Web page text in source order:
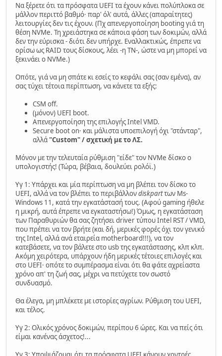
Να ξέρετε ότι τα πρόσφατα UEFI τα έχουν κάνει πολύπλοκα σε
μάλλον περιττό βαθμό· παρ' όλ' αυτά, άλλες (απαραίτητες)
λειτουργίες δεν τις έχουν. (Πχ απενεργοποίηση booting γιά τη
θέση NVMe. Τη χρειάστηκα σε κάποια φάση των δοκιμών, αλλά
δεν την εύρισκα - διότι δεν υπήρχε. Εναλλακτικώς, έπρεπε να
ορίσω ως RAID τους δίσκους, λέει -η ΤΝ-, ώστε να μη μπορεί να
ξεκινάει ο NVMe.)
Οπότε, γιά να μη σπάτε κι εσείς το κεφάλι σας (σαν εμένα), αν
σας τύχει τέτοια περίπτωση, να κάνετε τα εξής:
CSM off.
(μόνον) UEFI boot.
Απενεργοποίηση της επιλογής Intel VMD.
Secure boot on· και μάλιστα υποεπιλογή όχι "στάνταρ",
αλλά "Custom" / σχετική με το ΛΣ.
Μόνον με την τελευταία ρύθμιση "είδε" τον NVMe δίσκο ο
υπολογιστής! (Τώρα, βέβαια, δουλεύει ρολόϊ.)
Υγ 1: Υπάρχει και μία περίπτωση να μη βλέπει τον δίσκο το
UEFI, αλλά να τον βλέπει το περιβάλλονdiskpartτων Ms-
Windows 11, κατά την εγκατάστασή τους. (Αφού gaming ήθελε
η μικρή, αυτά έπρεπε να εγκαταστήσω!) Όμως, η εγκατάσταση
των Παραθυριών θα σας ζητήσει driver τύπου Intel RST / VMD,
που πρέπει να τον βρήτε (και δή, μερικές φορές όχι τον γενικό
της Intel, αλλά ανά εταιρεία motherboard!!!), να τον
κατεβάσετε, να τον βάλετε στο usb της εγκατάστασης, κλπ κλπ.
Ακόμη χειρότερα, υπάρχουν ήδη μερικές τέτοιες επιλογές και
στο UEFI· οπότε το συμπέρασμα είναι ότι θα φάτε αχρείαστα
χρόνο απ' τη ζωή σας, μέχρι να πετύχετε τον σωστό
συνδυασμό.
Θα έλεγα, μη μπλέκετε με ιστορίες αγρίων. Ρύθμιση του UEFI,
και τέλος.
Υγ 2: Ολικός χρόνος δοκιμών, περίπου 6 ώρες. Και να πείς ότι
είμαι κανένας άσχετος!...